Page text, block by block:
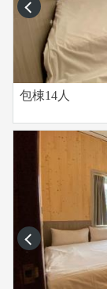
prev
包棟14人
prev